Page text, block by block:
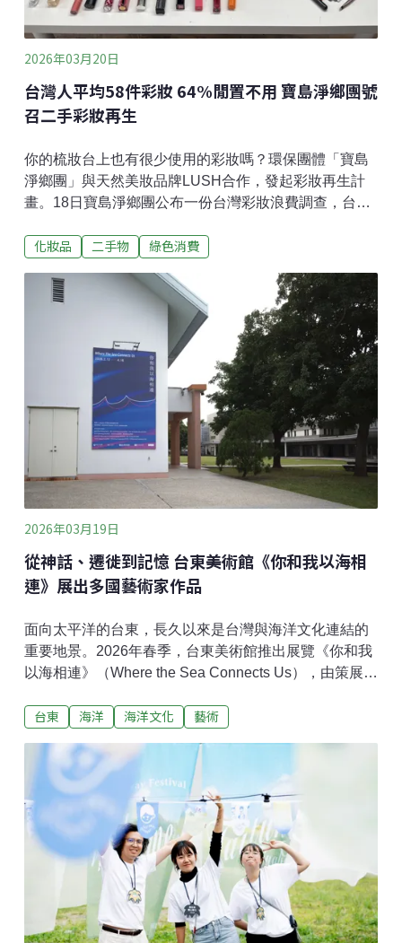
的城市，展現生物多樣
2026年03月20日
台灣人平均58件彩妝 64%閒置不用 寶島淨鄉團號
召二手彩妝再生
你的梳妝台上也有很少使用的彩妝嗎？環保團體「寶島
淨鄉團」與天然美妝品牌LUSH合作，發起彩妝再生計
畫。18日寶島淨鄉團公布一份台灣彩妝浪費調查，台灣
未使用的閒置狀態。如果有閒置彩妝，寄送到寶島淨鄉
彩妝找到下一個適合的主人。全台1000萬化妝人口 彩妝
浪費原因一半是「不適合」日常生活中處處皆可減少浪
費，環保團體「寶島淨鄉團」18日公布《台灣彩妝浪費
大調查》，受訪者以25-44歲、居住於六都的女性為大
宗。調查指出，台灣彩妝使用者平均每人擁有58件彩妝
品，64%的彩妝品處於閒置狀態。以全台1000萬化妝人
口計算，閒置彩妝總量達1.7億件、潛在價值高達680億
元。寶島淨鄉團創辦人林藝表示，「680億可以蓋1.6座
大巨蛋，或讓全台小學生吃5年免費的營養午餐，非常嚇
人。」
化妝品 二手物 綠色消費
2026年03月19日
從神話、遷徙到記憶 台東美術館《你和我以海相
連》展出多國藝術家作品
面向太平洋的台東，長久以來是台灣與海洋文化連結的
重要地景。2026年春季，台東美術館推出展覽《你和我
以海相連》（Where the Sea Connects Us），由策展人
韓國、菲律賓與泰國11組、共12位藝術家參展，透過繪
感、歷史與生態等不同面向，重新思考海洋在人類文化
與島嶼經驗中的意義。策展人吳尚霖指出，展覽的構想
其實是從「島嶼」的概念出發。「台灣在地理上是一座
島嶼，看起來像一個封閉的系統，但其實又與外界保持
很多連結。」在他看來，海洋既是邊界，也是交流的通
道，因此展覽希望透過藝術家的創作，討論島嶼與世界
之間既分隔又相連的狀態。海洋作為記憶與神話的起點
在策展理念中，海洋不只是自然環境，更是歷史與文化
想像的載體。研究指出，南島語族在沒有羅盤的情況
台東 海洋 海洋文化 藝術